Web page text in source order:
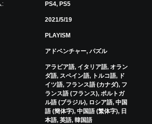
: PS4, PS5
2021/5/19
PLAYISM
アドベンチャー, パズル
アラビア語, イタリア語, オラン
ダ語, スペイン語, トルコ語, ド
イツ語, フランス語 (カナダ), フ
ランス語 (フランス), ポルトガ
ル語 (ブラジル), ロシア語, 中国
語 (簡体字), 中国語 (繁体字), 日
本語, 英語, 韓国語